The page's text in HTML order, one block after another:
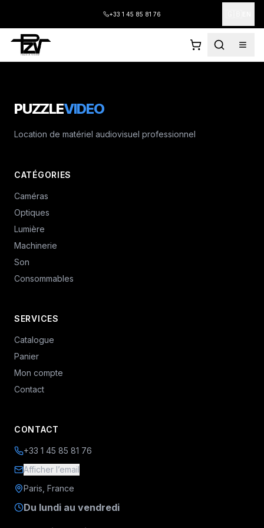
+33 1 45 85 81 76
PUZZLEVIDEO
Location de matériel audiovisuel professionnel
CATÉGORIES
Caméras
Optiques
Lumière
Machinerie
Son
Consommables
SERVICES
Catalogue
Panier
Mon compte
Contact
CONTACT
+33 1 45 85 81 76
Afficher l’email
Paris, France
Du lundi au vendredi